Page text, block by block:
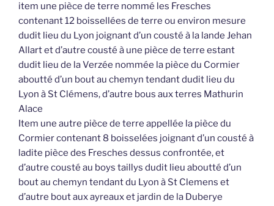
item une pièce de terre nommé les Fresches
contenant 12 boissellées de terre ou environ mesure
dudit lieu du Lyon joignant d’un cousté à la lande Jehan
Allart et d’autre cousté à une pièce de terre estant
dudit lieu de la Verzée nommée la pièce du Cormier
aboutté d’un bout au chemyn tendant dudit lieu du
Lyon à St Clémens, d’autre bous aux terres Mathurin
Alace
Item une autre pièce de terre appellée la pièce du
Cormier contenant 8 boisselées joignant d’un cousté à
ladite pièce des Fresches dessus confrontée, et
d’autre cousté au boys taillys dudit lieu aboutté d’un
bout au chemyn tendant du Lyon à St Clemens et
d’autre bout aux ayreaux et jardin de la Duberye